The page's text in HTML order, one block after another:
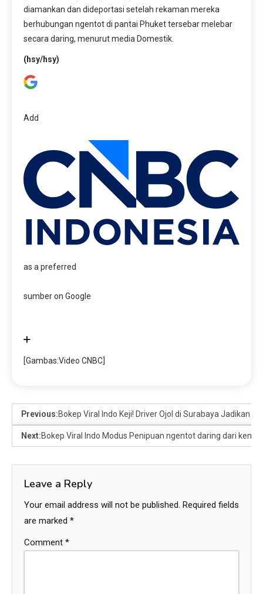
diamankan dan dideportasi setelah rekaman mereka
berhubungan ngentot di pantai Phuket tersebar melebar
secara daring, menurut media Domestik.
(hsy/hsy)
Add
as a preferred
sumber on Google
[Gambas:Video CNBC]
Previous:Bokep Viral Indo Keji! Driver Ojol di Surabaya Jadikan
Next:Bokep Viral Indo Modus Penipuan ngentot daring dari
Leave a Reply
Your email address will not be published. Required fields
are marked *
Comment *